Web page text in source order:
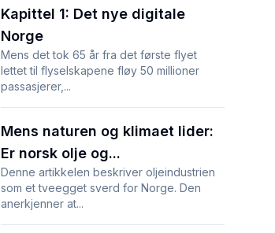
Kapittel 1: Det nye digitale
Norge
Mens det tok 65 år fra det første flyet
lettet til flyselskapene fløy 50 millioner
passasjerer,...
Mens naturen og klimaet lider:
Er norsk olje og...
Denne artikkelen beskriver oljeindustrien
som et tveegget sverd for Norge. Den
anerkjenner at...